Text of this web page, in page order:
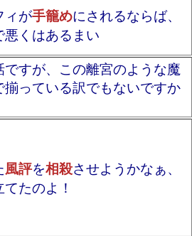
ィが手籠めにされるならば、
悪くはあるまい
ですが、この離宮のような魔
揃っている訳でもないですか
風評を相殺させようかなぁ、
たのよ！